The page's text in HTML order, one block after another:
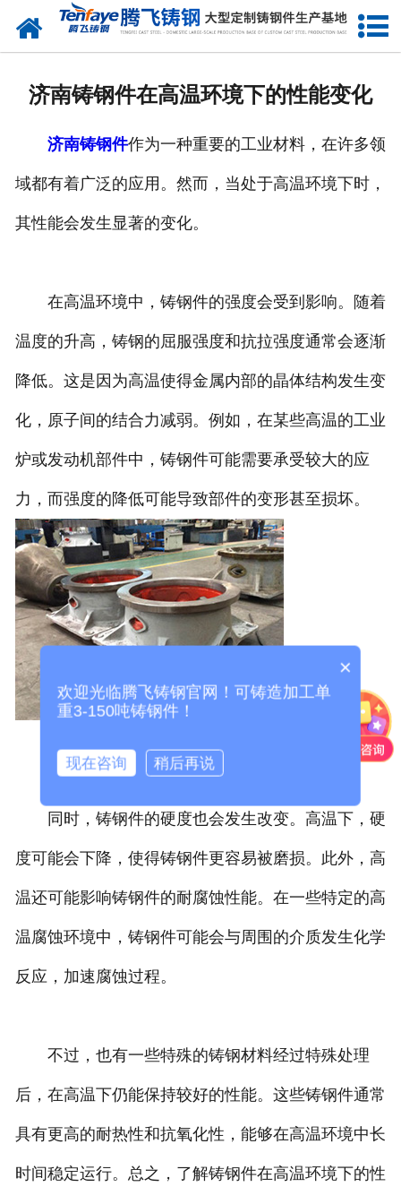
网站首页
联系我们
济南铸钢件在高温环境下的性能变化
济南铸钢件作为一种重要的工业材料，在许多领
域都有着广泛的应用。然而，当处于高温环境下时，
其性能会发生显著的变化。
在高温环境中，铸钢件的强度会受到影响。随着
温度的升高，铸钢的屈服强度和抗拉强度通常会逐渐
降低。这是因为高温使得金属内部的晶体结构发生变
化，原子间的结合力减弱。例如，在某些高温的工业
炉或发动机部件中，铸钢件可能需要承受较大的应
力，而强度的降低可能导致部件的变形甚至损坏。
同时，铸钢件的硬度也会发生改变。高温下，硬
度可能会下降，使得铸钢件更容易被磨损。此外，高
温还可能影响铸钢件的耐腐蚀性能。在一些特定的高
温腐蚀环境中，铸钢件可能会与周围的介质发生化学
反应，加速腐蚀过程。
不过，也有一些特殊的铸钢材料经过特殊处理
后，在高温下仍能保持较好的性能。这些铸钢件通常
具有更高的耐热性和抗氧化性，能够在高温环境中长
时间稳定运行。总之，了解铸钢件在高温环境下的性
×
欢迎光临腾飞铸钢官网！可铸造加工单
重3-150吨铸钢件！
现在咨询 稍后再说